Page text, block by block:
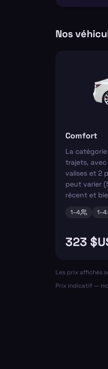
Nos
Comfort
La
trajets,
valises et 2
peut varier
récent et
1–4 1–4
323
Les prix affichés
Prix indicatif —